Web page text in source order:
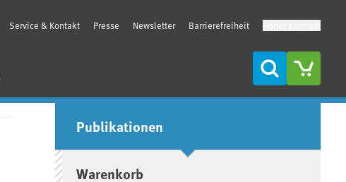
Service & Kontakt Presse Newsletter Barrierefreiheit
Suche
Seitenleiste
Publikationen
Warenkorb